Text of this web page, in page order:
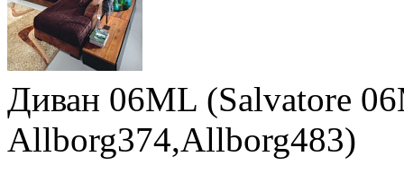
Диван 06ML (Salvatore
Allborg374,Allborg483)